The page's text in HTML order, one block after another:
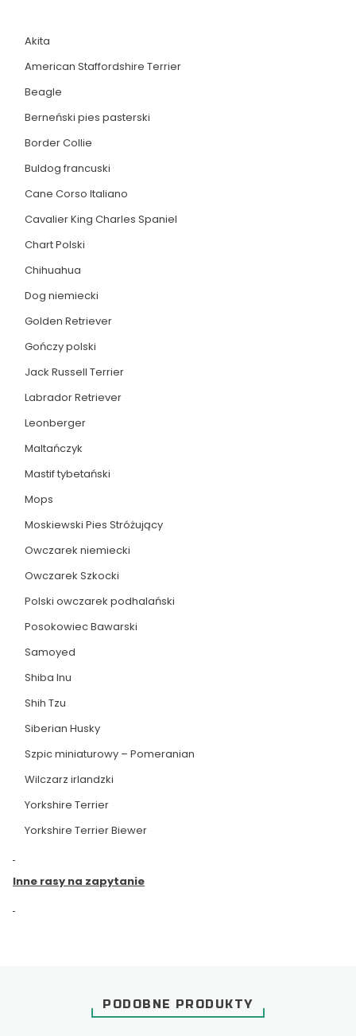
Akita
American Staffordshire Terrier
Beagle
Berneński pies pasterski
Border Collie
Buldog francuski
Cane Corso Italiano
Cavalier King Charles Spaniel
Chart Polski
Chihuahua
Dog niemiecki
Golden Retriever
Gończy polski
Jack Russell Terrier
Labrador Retriever
Leonberger
Maltańczyk
Mastif tybetański
Mops
Moskiewski Pies Stróżujący
Owczarek niemiecki
Owczarek Szkocki
Polski owczarek podhalański
Posokowiec Bawarski
Samoyed
Shiba Inu
Shih Tzu
Siberian Husky
Szpic miniaturowy – Pomeranian
Wilczarz irlandzki
Yorkshire Terrier
Yorkshire Terrier Biewer
Inne rasy na zapytanie
PODOBNE PRODUKTY